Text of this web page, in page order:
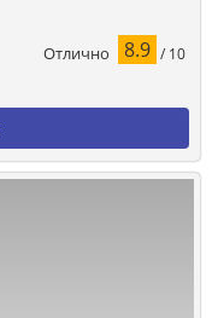
Отлично 8.9 / 10